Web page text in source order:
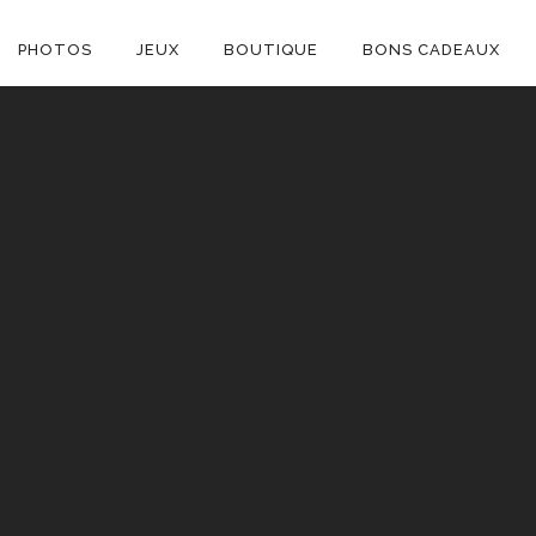
PHOTOS JEUX BOUTIQUE BONS CADEAUX